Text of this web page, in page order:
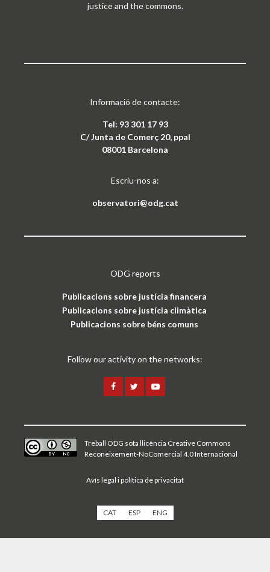
justice and the commons.
Informació de contacte:
Tel: 93 301 17 93
C/ Junta de Comerç 20, ppal
08001 Barcelona
Escriu-nos a:
observatori@odg.cat
ODG reports
Publicacions sobre justícia financera
Publicacions sobre justícia climàtica
Publicacions sobre béns comuns
Follow our activity on the networks:
Treball ODG sota llicència Creative Commons
Reconeixement-NoComercial 4.0 Internacional
Avís legal i política de privacitat
CAT ESP ENG